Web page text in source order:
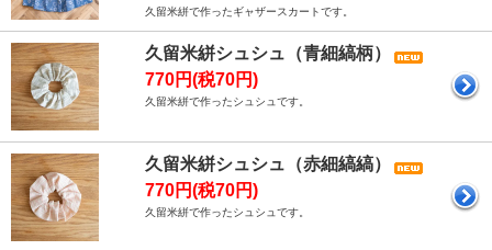
久留米絣で作ったギャザースカートです。
久留米絣シュシュ（青細縞柄）
770円(税70円)
久留米絣で作ったシュシュです。
久留米絣シュシュ（赤細縞縞）
770円(税70円)
久留米絣で作ったシュシュです。